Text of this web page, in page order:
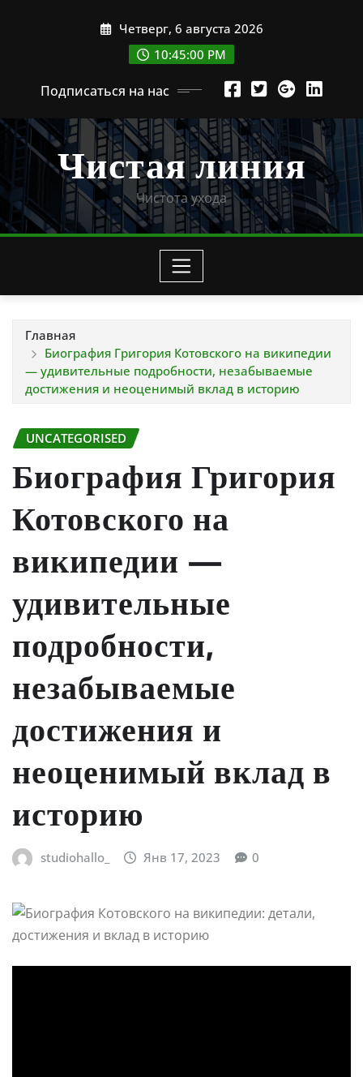
Четверг, 6 августа 2026
10:45:01 PM
Подписаться на нас
Чистая линия
Чистота ухода
Главная
Биография Григория Котовского на википедии
— удивительные подробности, незабываемые
достижения и неоценимый вклад в историю
UNCATEGORISED
Биография Григория
Котовского на
википедии —
удивительные
подробности,
незабываемые
достижения и
неоценимый вклад в
историю
studiohallo_ Янв 17, 2023 0